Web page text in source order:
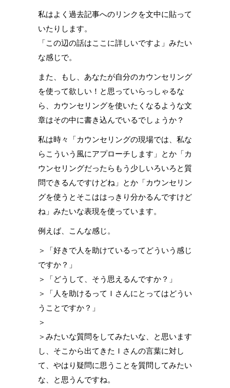
私はよく過去記事へのリンクを文中に貼って
いたりします。
「この辺の話はここに詳しいですよ」みたい
な感じで。
また、もし、あなたが自分のカウンセリング
を使って欲しい！と思っていらっしゃるな
ら、カウンセリングを使いたくなるような文
章はその中に書き込んでいるでしょうか？
私は時々「カウンセリングの現場では、私な
らこういう風にアプローチします」とか「カ
ウンセリングだったらもう少しいろいろと質
問できるんですけどね」とか「カウンセリン
グを使うとそこははっきり分かるんですけど
ね」みたいな表現を使っています。
例えば、こんな感じ。
＞「好きで人を助けているってどういう感じ
ですか？」
＞「どうして、そう思えるんですか？」
＞「人を助けるってＩさんにとってはどうい
うことですか？」
＞
＞みたいな質問をしてみたいな、と思います
し、そこから出てきたＩさんの言葉に対し
て、やはり疑問に思うことを質問してみたい
な、と思うんですね。